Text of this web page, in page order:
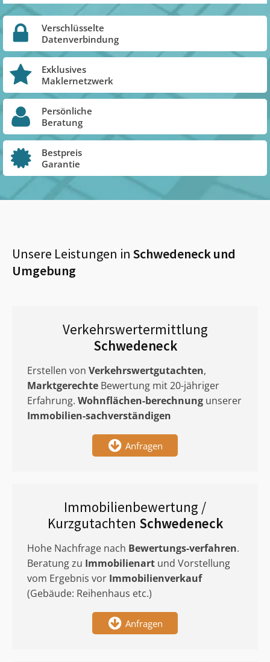
Verschlüsselte
Datenverbindung
Exklusives
Maklernetzwerk
Persönliche
Beratung
Bestpreis
Garantie
Unsere Leistungen in Schwedeneckund
Umgebung
Verkehrswertermittlung
Schwedeneck
Erstellen von Verkehrswertgutachten,
Marktgerechte Bewertung mit 20-jähriger
Erfahrung. Wohnflächen-berechnung unserer
Immobilien-sachverständigen
Anfragen
Immobilienbewertung /
Kurzgutachten Schwedeneck
Hohe Nachfrage nach Bewertungs-verfahren.
Beratung zu Immobilienart und Vorstellung
vom Ergebnis vor Immobilienverkauf
(Gebäude: Reihenhaus etc.)
Anfragen